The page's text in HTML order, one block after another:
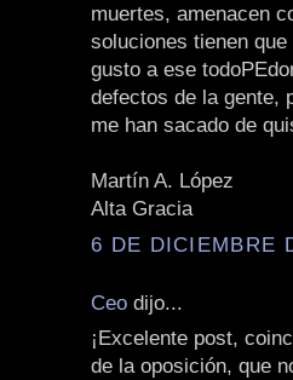
muertes, amenacen
soluciones tienen
gusto a ese
defectos de la gente,
me han sacado de
Martín A. López
Alta Gracia
6 DE DICIEMBRE
Ceo dijo...
¡Excelente post,
de la oposición, que